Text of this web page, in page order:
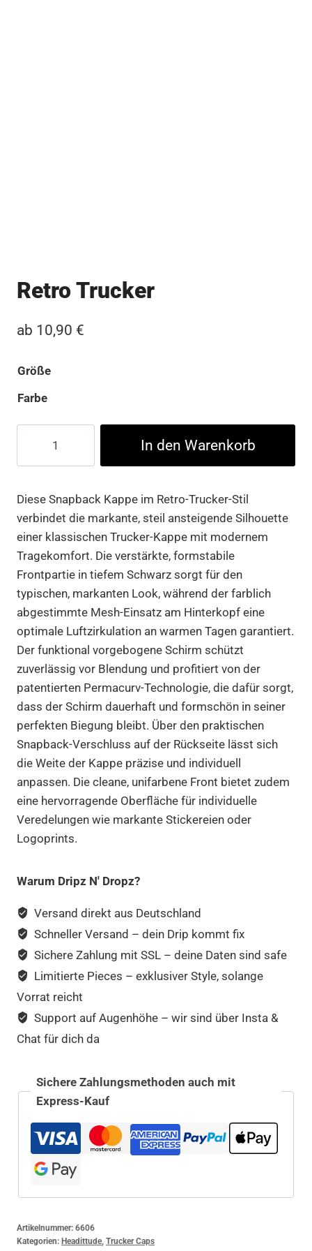
Retro Trucker
ab 10,90 €
Größe
Farbe
Trucker
Menge
In den Warenkorb
Diese Snapback Kappe im Retro-Trucker-Stil
verbindet die markante, steil ansteigende Silhouette
einer klassischen Trucker-Kappe mit modernem
Tragekomfort. Die verstärkte, formstabile
Frontpartie in tiefem Schwarz sorgt für den
typischen, markanten Look, während der farblich
abgestimmte Mesh-Einsatz am Hinterkopf eine
optimale Luftzirkulation an warmen Tagen garantiert.
Der funktional vorgebogene Schirm schützt
zuverlässig vor Blendung und profitiert von der
patentierten Permacurv-Technologie, die dafür sorgt,
dass der Schirm dauerhaft und formschön in seiner
perfekten Biegung bleibt. Über den praktischen
Snapback-Verschluss auf der Rückseite lässt sich
die Weite der Kappe präzise und individuell
anpassen. Die cleane, unifarbene Front bietet zudem
eine hervorragende Oberfläche für individuelle
Veredelungen wie markante Stickereien oder
Logoprints.
Warum Dripz N' Dropz?
Versand direkt aus Deutschland
Schneller Versand – dein Drip kommt fix
Sichere Zahlung mit SSL – deine Daten sind safe
Limitierte Pieces – exklusiver Style, solange
Vorrat reicht
Support auf Augenhöhe – wir sind über Insta &
Chat für dich da
Sichere Zahlungsmethoden auch mit
Express-Kauf
Artikelnummer: 6606
Kategorien: Headittude, Trucker Caps